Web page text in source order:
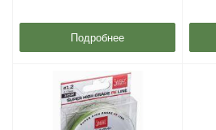
Подробнее